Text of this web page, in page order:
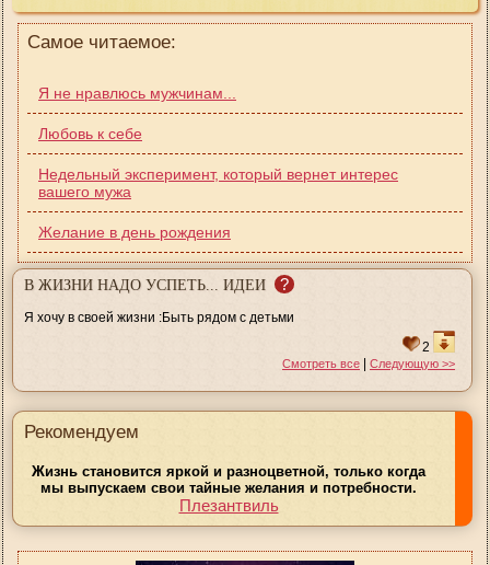
Самое читаемое:
Я не нравлюсь мужчинам...
Любовь к себе
Недельный эксперимент, который вернет интерес
вашего мужа
Желание в день рождения
В ЖИЗНИ НАДО УСПЕТЬ... ИДЕИ ?
Я хочу в своей жизни :Быть рядом с детьми
2
Смотреть все | Следующую >>
Рекомендуем
Жизнь становится яркой и разноцветной, только когда
мы выпускаем свои тайные желания и потребности.
Плезантвиль